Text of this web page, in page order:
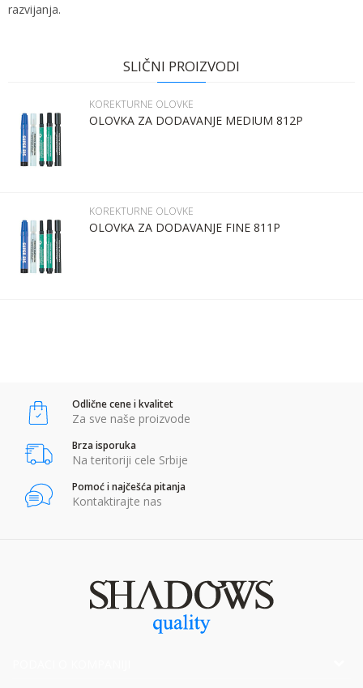
razvijanja.
0.01 kg
Brend
KRUSE
Email:
Komentar:
POŠALJI
SLIČNI PROIZVODI
KOREKTURNE OLOVKE
OLOVKA ZA DODAVANJE MEDIUM 812P
KOREKTURNE OLOVKE
OLOVKA ZA DODAVANJE FINE 811P
Odlične cene i kvalitet
Za sve naše proizvode
Brza isporuka
Na teritoriji cele Srbije
Pomoć i najčešća pitanja
Kontaktirajte nas